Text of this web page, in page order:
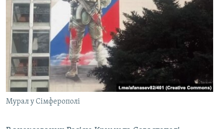
Мурал у Сімферополі